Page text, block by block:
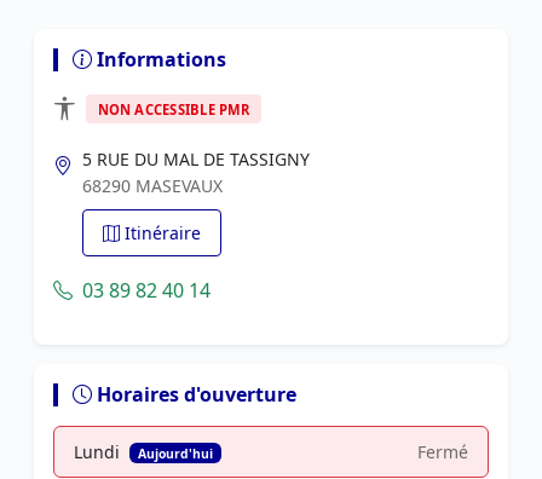
Informations
NON ACCESSIBLE PMR
5 RUE DU MAL DE TASSIGNY
68290 MASEVAUX
Itinéraire
03 89 82 40 14
Horaires d'ouverture
Lundi Aujourd'hui Fermé